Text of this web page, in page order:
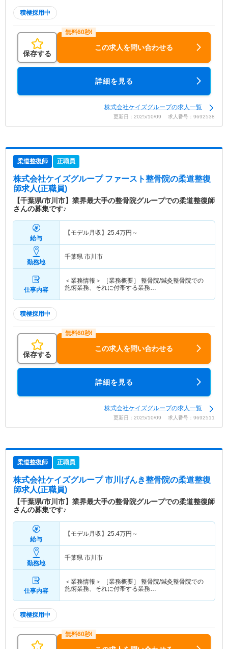
積極採用中
保存する
この求人を問い合わせる
詳細を見る
株式会社ケイズグループの求人一覧
更新日：2025/10/09 求人番号：9692538
柔道整復師 正職員
株式会社ケイズグループ ファースト整骨院の柔道整復
師求人(正職員)
【千葉県/市川市】業界最大手の整骨院グループでの柔道整復師
さんの募集です♪
給与
【モデル月収】 25.4万円～
勤務地
千葉県 市川市
仕事内容
＜業務情報＞ ［業務概要］ 整骨院/鍼灸整骨院での
施術業務、それに付帯する業務…
積極採用中
保存する
この求人を問い合わせる
詳細を見る
株式会社ケイズグループの求人一覧
更新日：2025/10/09 求人番号：9692511
柔道整復師 正職員
株式会社ケイズグループ 市川げんき整骨院の柔道整復
師求人(正職員)
【千葉県/市川市】業界最大手の整骨院グループでの柔道整復師
さんの募集です♪
給与
【モデル月収】 25.4万円～
勤務地
千葉県 市川市
仕事内容
＜業務情報＞ ［業務概要］ 整骨院/鍼灸整骨院での
施術業務、それに付帯する業務…
積極採用中